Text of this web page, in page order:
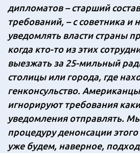
дипломатов – старший
требований, – с советника
уведомлять власти страны
когда кто-то из этих
выезжать за 25-мильный
столицы или города, где
генконсульство.
игнорируют требования
уведомления отправлять.
процедуру денонсации
уже будем, наверное,